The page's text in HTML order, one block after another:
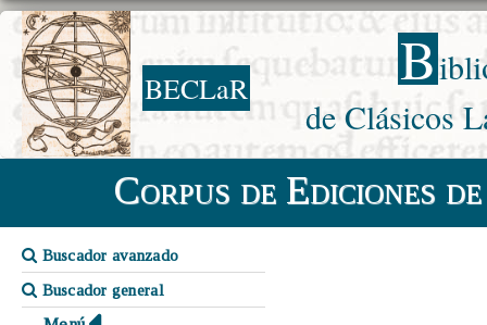
BECLaR B
de Clásicos
Corpus de Ediciones
Buscador avanzado
Buscador general